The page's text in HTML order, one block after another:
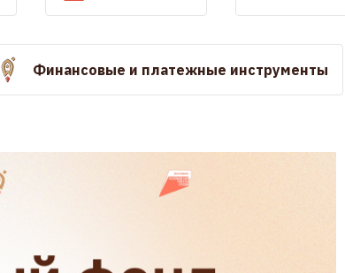
Финансовые и платежные инструменты